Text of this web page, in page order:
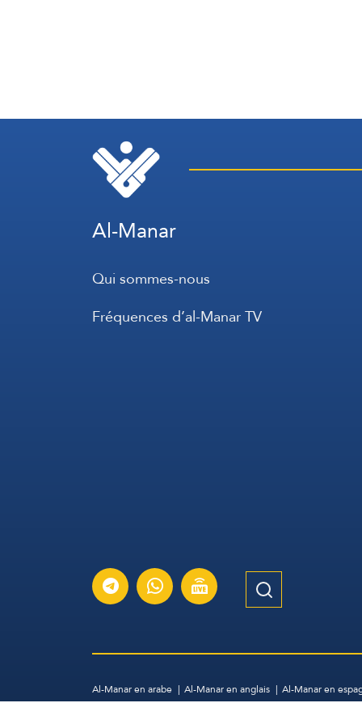
Al-Manar
Qui sommes-nous
Fréquences d’al-Manar TV
Al-Manar en arabe Al-Manar en anglais Al-Manar en